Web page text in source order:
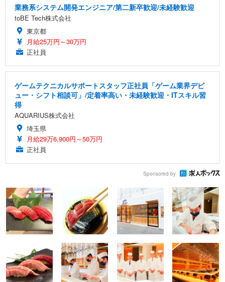
業務系システム開発エンジニア/第二新卒歓迎/未経験歓迎
toBE Tech株式会社
東京都
月給25万円～30万円
正社員
ゲームテクニカルサポートスタッフ正社員「ゲーム業界デビ
ュー・シフト相談可」/定着率高い・未経験歓迎・ITスキル習
得
AQUARIUS株式会社
埼玉県
月給29万6,900円～50万円
正社員
Sponsored by